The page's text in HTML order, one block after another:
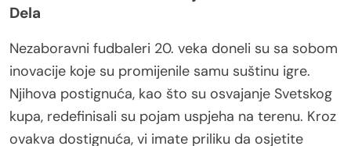
Dela
Nezaboravni fudbaleri 20. veka doneli su sa sobom
inovacije koje su promijenile samu suštinu igre.
Njihova postignuća, kao što su osvajanje Svetskog
kupa, redefinisali su pojam uspjeha na terenu. Kroz
ovakva dostignuća, vi imate priliku da osjetite